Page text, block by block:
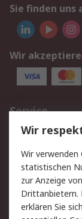
Sie finden uns
Wir
Service
Value Added
Hilfe
Rechtliches
Wir
Wir verwenden
statistischen
zur Anzeige
Drittanbietern.
erklären Sie